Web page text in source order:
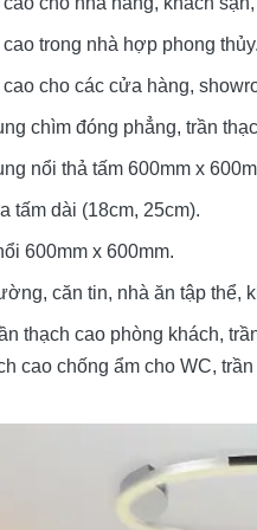
trong nhà hợp phong thủy.
cho các cửa hàng,
chìm đóng phẳng, trần
nổi thả tấm 600mm x
tấm dài (18cm, 25cm).
600mm x 600mm.
căn tin, nhà ăn tập thể,
thạch cao phòng khách,
cao chống ẩm cho WC,